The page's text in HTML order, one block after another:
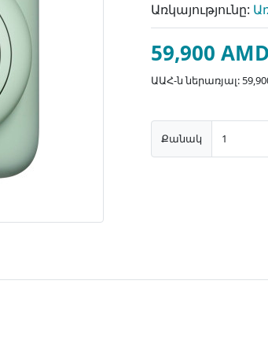
Առկայությունը:
59,900 AMD
ԱԱՀ-ն ներառյալ:
Քանակ